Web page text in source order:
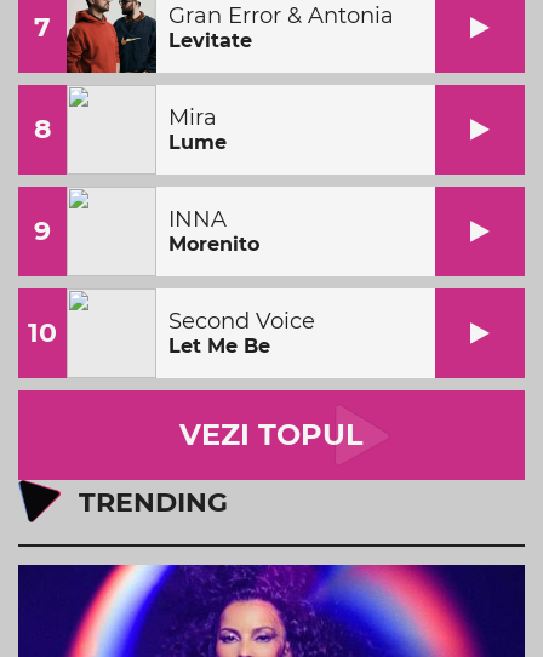
7 Gran Error & Antonia
Levitate
8 Mira
Lume
9 INNA
Morenito
10 Second Voice
Let Me Be
VEZI TOPUL
TRENDING
Ami - Sa Danseze Fetele